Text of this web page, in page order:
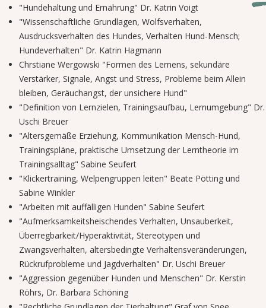
"Hundehaltung und Ernährung" Dr. Katrin Voigt
"Wissenschaftliche Grundlagen, Wolfsverhalten,
Ausdrucksverhalten des Hundes, Verhalten Hund-Mensch;
Hundeverhalten" Dr. Katrin Hagmann
Chrstiane Wergowski "Formen des Lernens, sekundäre
Verstärker, Signale, Angst und Stress, Probleme beim Allein
bleiben, Geräuchangst, der unsichere Hund"
"Definition von Lernzielen, Trainingsaufbau, Lernumgebung" Dr.
Uschi Breuer
"Altersgemäße Erziehung, Kommunikation Mensch-Hund,
Trainingspläne, praktische Umsetzung der Lerntheorie im
Trainingsalltag" Sabine Seufert
"Klickertraining, Welpengruppen leiten" Beate Pötting und
Sabine Winkler
"Arbeiten mit auffälligen Hunden" Sabine Seufert
"Aufmerksamkeitsheischendes Verhalten, Unsauberkeit,
Überregbarkeit/Hyperaktivität, Stereotypen und
Zwangsverhalten, altersbedingte Verhaltensveränderungen,
Rückrufprobleme und Jagdverhalten" Dr. Uschi Breuer
"Aggression gegenüber Hunden und Menschen" Dr. Kerstin
Röhrs, Dr. Barbara Schöning